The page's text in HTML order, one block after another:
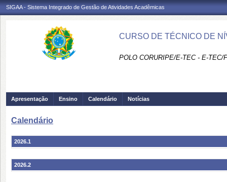
SIGAA - Sistema Integrado de Gestão de Atividades Acadêmicas
CURSO DE TÉCNICO DE
POLO CORURIPE/E-TEC - E-TEC/
Apresentação Ensino Calendário Notícias
Calendário
2026.1
2026.2